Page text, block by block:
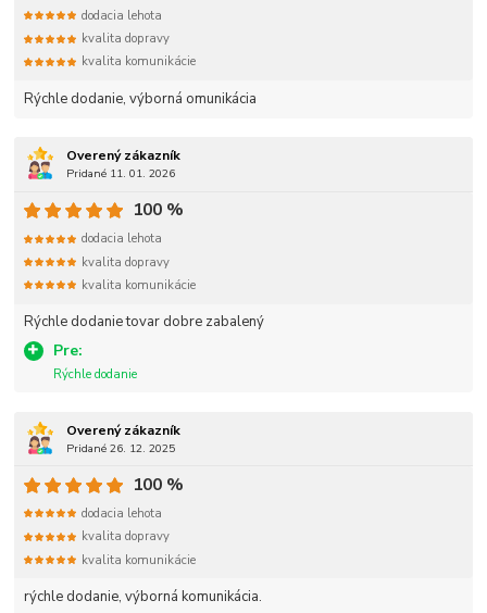
Rýchle dodanie, výborná omunikácia
dodacia lehota
kvalita dopravy
kvalita komunikácie
Overený zákazník
Pridané 11. 01. 2026
Rýchle dodanie tovar dobre zabalený
Pre:
Rýchle dodanie
100 %
dodacia lehota
kvalita dopravy
kvalita komunikácie
Overený zákazník
Pridané 26. 12. 2025
rýchle dodanie, výborná komunikácia.
100 %
dodacia lehota
kvalita dopravy
kvalita komunikácie